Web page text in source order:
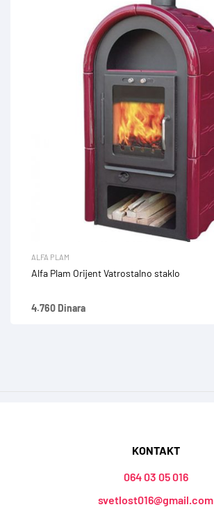
ALFA PLAM
Alfa Plam Orijent Vatrostalno staklo
4.760 Dinara
KONTAKT
064 03 05 016
svetlost016@gmail.com